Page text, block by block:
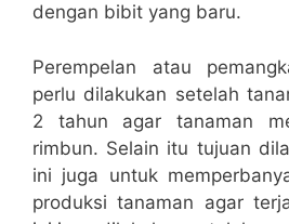
dengan bibit yang baru.
Perempelan atau
perlu dilakukan setelah
2 tahun agar tanaman
rimbun. Selain itu tujuan
ini juga untuk
produksi tanaman agar